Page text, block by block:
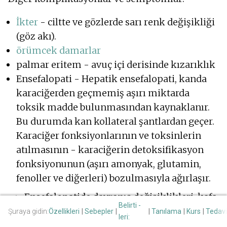
Şuraya gidin:Özellikleri Sebepler
Belirti -
leri:
Tanılama Kurs Tedavi
İkter - ciltte ve gözlerde sarı renk değişikliği
(göz akı).
örümcek damarlar
palmar eritem - avuç içi derisinde kızarıklık
Ensefalopati - Hepatik ensefalopati, kanda
karaciğerden geçmemiş aşırı miktarda
toksik madde bulunmasından kaynaklanır.
Bu durumda kan kollateral şantlardan geçer.
Karaciğer fonksiyonlarının ve toksinlerin
atılmasının - karaciğerin detoksifikasyon
fonksiyonunun (aşırı amonyak, glutamin,
fenoller ve diğerleri) bozulmasıyla ağırlaşır.
Ensefalopatide davranış değişiklikleri, kafa
karışıklığı, kişilik ve düşünce bozuklukları